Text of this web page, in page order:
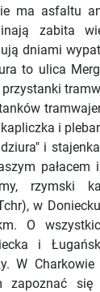
ma asfaltu
zabita
dniami
to ulica
i
i
rzymski
w
O
i
W Charkowie
zapoznać